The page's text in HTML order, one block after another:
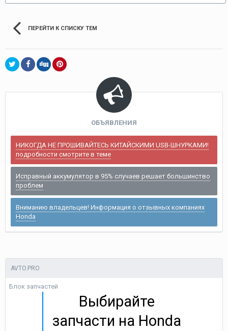
ПЕРЕЙТИ К СПИСКУ ТЕМ
ОБЪЯВЛЕНИЯ
НИКОГДА НЕ ПРОШИВАЙТЕСЬ КИТАЙСКИМИ USB-ШНУРКАМИ!
подробности смотрите в теме
Исправный аккумулятор в 95% случаев решает большинство
проблем
Вниманию владельцев! Информация о отзывных компаниях
Honda
AVTO.PRO
Блок запчастей
Выбирайте
запчасти на Honda